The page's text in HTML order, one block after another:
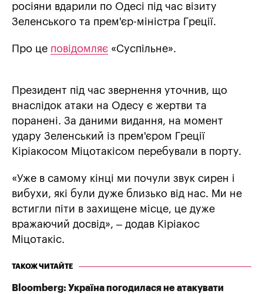
росіяни вдарили по Одесі під час візиту
Зеленського та прем'єр-міністра Греції.
Про це повідомляє «Суспільне».
Президент під час звернення уточнив, що
внаслідок атаки на Одесу є жертви та
поранені. За даними видання, на момент
удару Зеленський із прем'єром Греції
Кіріакосом Міцотакісом перебували в порту.
«Уже в самому кінці ми почули звук сирен і
вибухи, які були дуже близько від нас. Ми не
встигли піти в захищене місце, це дуже
вражаючий досвід», – додав Кіріакос
Міцотакіс.
ТАКОЖ ЧИТАЙТЕ
Bloomberg: Україна погодилася не атакувати